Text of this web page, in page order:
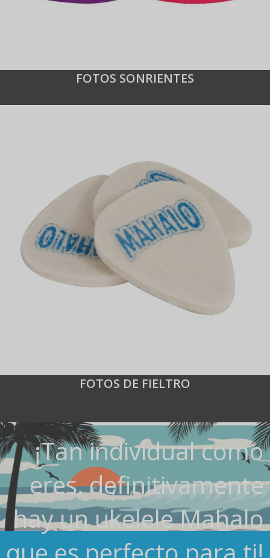
FOTOS SONRIENTES
FOTOS DE FIELTRO
¡Tan individual como
eres, definitivamente
hay un ukelele Mahalo